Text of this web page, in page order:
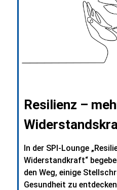
Resilienz –
In der SPI-Lounge
Widerstandkraft“
den Weg, einige
Gesundheit zu